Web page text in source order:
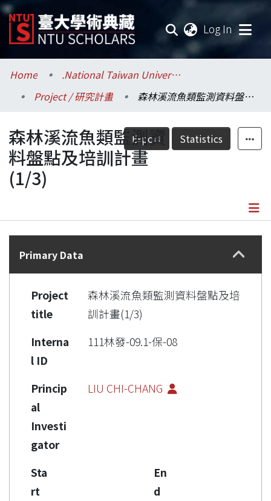
Log In
Communities & Collections
Research Outputs
Fundings & Projects
Researchers
Statistics
Home
.National Taiwan University / 國立臺灣大學
Project / 研究計畫
森林溪流魚類監測資料盤點及培訓計畫(1/3)
Export Statistics
森林溪流魚類監測資
料盤點及培訓計畫
(1/3)
Details
Primary Data
Project
title
森林溪流魚類監測資料盤點及培
訓計畫(1/3)
Interna
l ID
111林發-09.1-保-08
Princip
al
Investi
gator
LIU CHI-CHANG
Sta
rt
En
d